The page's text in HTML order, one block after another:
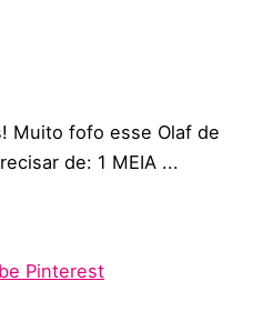
Muito fofo esse Olaf de
de: 1 MEIA ...
Pinterest